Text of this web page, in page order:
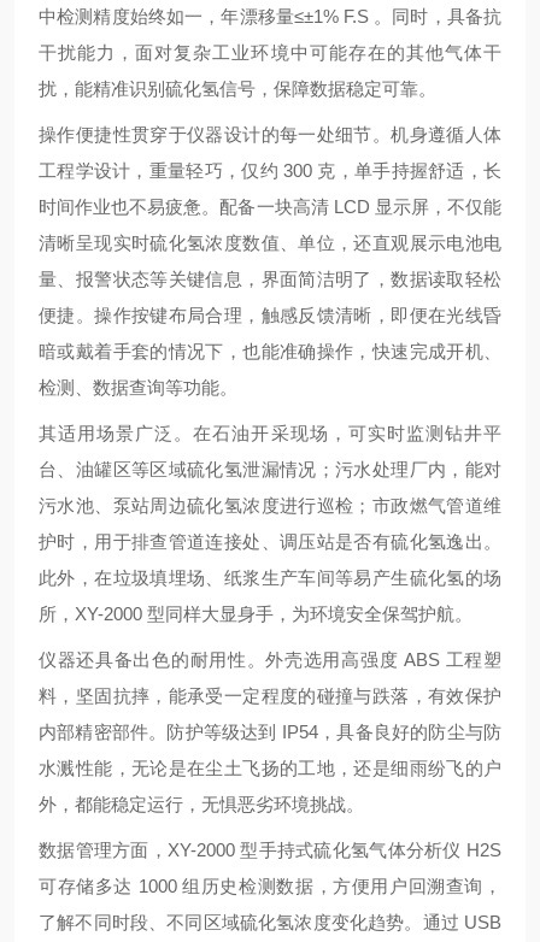
中检测精度始终如一，年漂移量≤±1% F.S 。同时，具备抗
干扰能力，面对复杂工业环境中可能存在的其他气体干
扰，能精准识别硫化氢信号，保障数据稳定可靠。
操作便捷性贯穿于仪器设计的每一处细节。机身遵循人体
工程学设计，重量轻巧，仅约 300 克，单手持握舒适，长
时间作业也不易疲惫。配备一块高清 LCD 显示屏，不仅能
清晰呈现实时硫化氢浓度数值、单位，还直观展示电池电
量、报警状态等关键信息，界面简洁明了，数据读取轻松
便捷。操作按键布局合理，触感反馈清晰，即便在光线昏
暗或戴着手套的情况下，也能准确操作，快速完成开机、
检测、数据查询等功能。
其适用场景广泛。在石油开采现场，可实时监测钻井平
台、油罐区等区域硫化氢泄漏情况；污水处理厂内，能对
污水池、泵站周边硫化氢浓度进行巡检；市政燃气管道维
护时，用于排查管道连接处、调压站是否有硫化氢逸出。
此外，在垃圾填埋场、纸浆生产车间等易产生硫化氢的场
所，XY-2000 型同样大显身手，为环境安全保驾护航。
仪器还具备出色的耐用性。外壳选用高强度 ABS 工程塑
料，坚固抗摔，能承受一定程度的碰撞与跌落，有效保护
内部精密部件。防护等级达到 IP54，具备良好的防尘与防
水溅性能，无论是在尘土飞扬的工地，还是细雨纷飞的户
外，都能稳定运行，无惧恶劣环境挑战。
数据管理方面，XY-2000 型手持式硫化氢气体分析仪 H2S
可存储多达 1000 组历史检测数据，方便用户回溯查询，
了解不同时段、不同区域硫化氢浓度变化趋势。通过 USB